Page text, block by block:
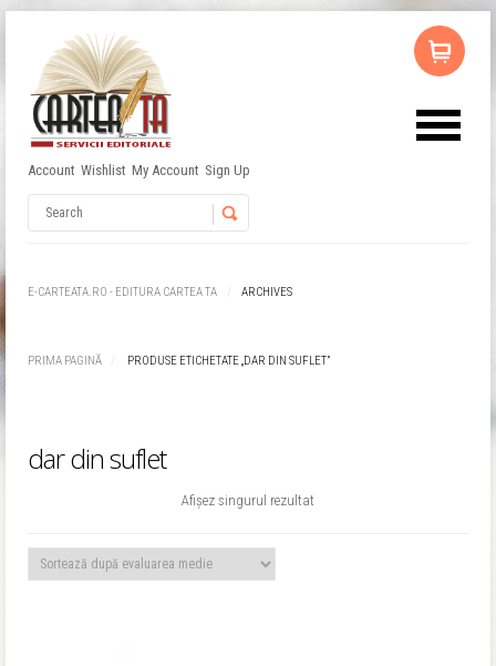
Account Wishlist My Account Sign Up
E-CARTEATA.RO - EDITURA CARTEA TA ARCHIVES
PRIMA PAGINĂ PRODUSE ETICHETATE „DAR DIN SUFLET”
dar din suflet
Afișez singurul rezultat
Nu ai niciun produs în coș.